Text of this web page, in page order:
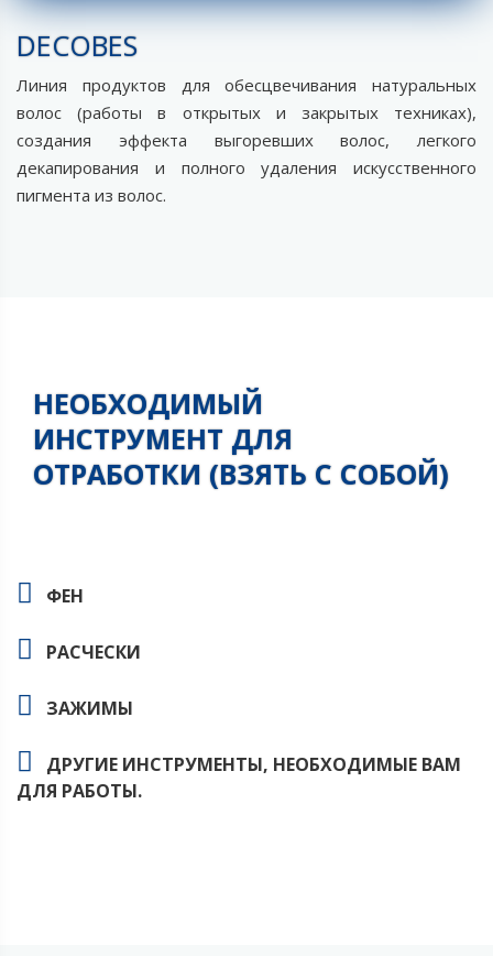
DECOBES
Линия продуктов для обесцвечивания натуральных
волос (работы в открытых и закрытых техниках),
создания эффекта выгоревших волос, легкого
декапирования и полного удаления искусственного
пигмента из волос.
НЕОБХОДИМЫЙ
ИНСТРУМЕНТ ДЛЯ
ОТРАБОТКИ (ВЗЯТЬ С СОБОЙ)
ФЕН
РАСЧЕСКИ
ЗАЖИМЫ
ДРУГИЕ ИНСТРУМЕНТЫ, НЕОБХОДИМЫЕ ВАМ
ДЛЯ РАБОТЫ.